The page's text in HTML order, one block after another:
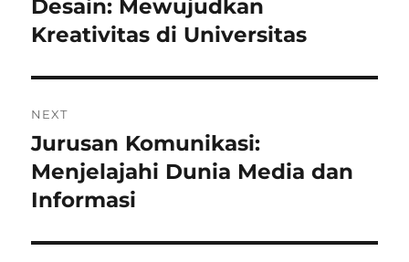
Desain: Mewujudkan
Kreativitas di Universitas
NEXT
Next
post:
Jurusan Komunikasi:
Menjelajahi Dunia Media dan
Informasi